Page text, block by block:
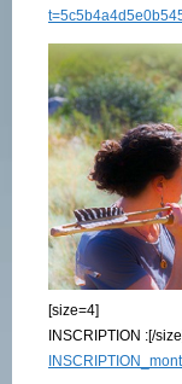
[size=4]
INSCRIPTION :[/